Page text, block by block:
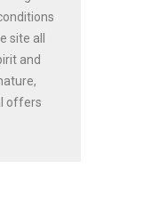
site all
and
offers